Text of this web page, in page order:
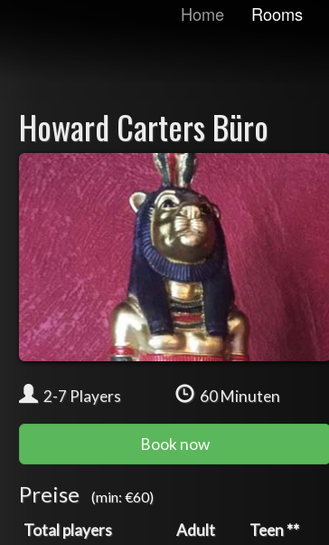
Home Rooms
Howard Carters Büro
2-7 Players 60 Minuten
Book now
Preise (min: €60)
Total players Adult
Teen **